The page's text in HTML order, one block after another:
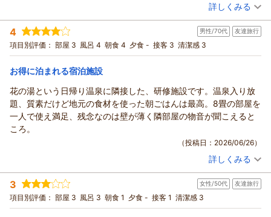
じゃなかったみたいです。値段を考えたら悪くないと思うんです
が、旅行にある程度の豪華さみたいなのを求めてる場合にはオス
スメしません。
コスパタイパ重視で友達とワイワイするなら凄くオススメです
あ、羽アリとかクツワムシ？ぽいのとかちょいちょい部屋に出ま
した。害のない虫ですが、虫嫌いには注意が必要です。
投稿者： かずさん(男性/50代)
宿泊プラン： 【うれしい朝食付き】和室18畳ひろびろ宿泊プラン☆美肌温泉
の利用可♪【駐車場無料】
和室 朝のみ
宿泊価格帯： 5,001～6,000円(大人一人あたり/税込)
詳しくみる
4 男性/70代 友達旅行
項目別評価： 部屋 3 風呂 4 朝食 4 夕食 - 接客 3 清潔感 3
お得に泊まれる宿泊施設
花の湯という日帰り温泉に隣接した、研修施設です。温泉入り放
題、質素だけど地元の食材を使った朝ごはんは最高。8畳の部屋を
一人で使え満足、残念なのは壁が薄く隣部屋の物音が聞こえると
ころ。
（投稿日：2026/06/26）
投稿者： 光太郎さん(男性/70代)
宿泊プラン： 【うれしい朝食付き】和室８畳宿泊プラン☆美肌温泉の利用可
♪【駐車場無料】
和室 朝のみ
宿泊価格帯： 6,001～7,000円(大人一人あたり/税込)
詳しくみる
3 女性/50代 友達旅行
項目別評価： 部屋 3 風呂 3 朝食 1 夕食 - 接客 1 清潔感 3